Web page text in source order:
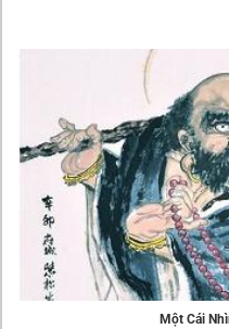
Một Cái